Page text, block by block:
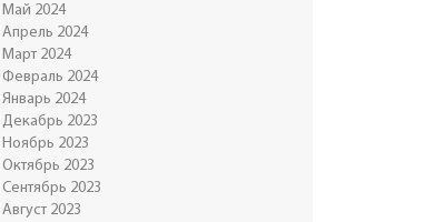
Май 2024
Апрель 2024
Март 2024
Февраль 2024
Январь 2024
Декабрь 2023
Ноябрь 2023
Октябрь 2023
Сентябрь 2023
Август 2023